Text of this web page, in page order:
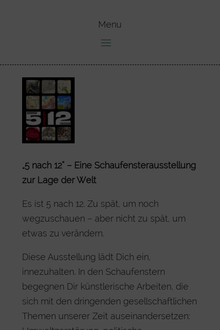
„5 nach 12“ – Eine Schaufensterausstellung
zur Lage der Welt
Es ist 5 nach 12. Zu spät, um noch
wegzuschauen – aber nicht zu spät, um
etwas zu verändern.
Diese Ausstellung lädt Dich ein,
innezuhalten. In den Schaufenstern
begegnen Dir künstlerische Arbeiten, die
sich mit den dringenden gesellschaftlichen
Themen unserer Zeit auseinandersetzen: